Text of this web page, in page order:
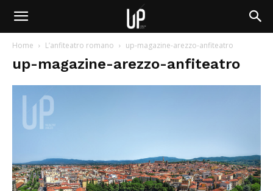
Home L’anfiteatro romano up-magazine-arezzo-anfiteatro
up-magazine-arezzo-anfiteatro